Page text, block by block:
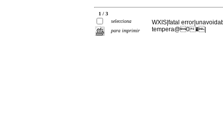
1 / 3
selecciona
para imprimir
WXIS|fatal
tempera@0�|